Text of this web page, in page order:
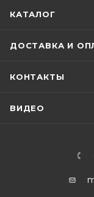
КАТАЛОГ
ДОСТАВКА И
КОНТАКТЫ
ВИДЕО